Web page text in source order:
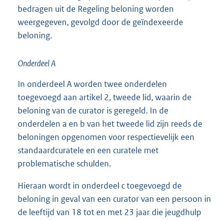
bedragen uit de Regeling beloning worden
weergegeven, gevolgd door de geïndexeerde
beloning.
Onderdeel A
In onderdeel A worden twee onderdelen
toegevoegd aan artikel 2, tweede lid, waarin de
beloning van de curator is geregeld. In de
onderdelen a en b van het tweede lid zijn reeds de
beloningen opgenomen voor respectievelijk een
standaardcuratele en een curatele met
problematische schulden.
Hieraan wordt in onderdeel c toegevoegd de
beloning in geval van een curator van een persoon in
de leeftijd van 18 tot en met 23 jaar die jeugdhulp